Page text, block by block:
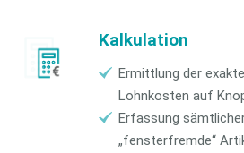
Kalkulation
Ermittlung der
Lohnkosten auf
Erfassung
„fensterfremde“